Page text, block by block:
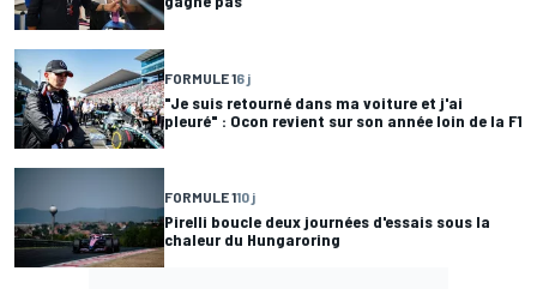
FORMULE 16 j
"Je suis retourné dans ma voiture et j'ai
pleuré" : Ocon revient sur son année loin de la F1
FORMULE 110 j
Pirelli boucle deux journées d'essais sous la
chaleur du Hungaroring